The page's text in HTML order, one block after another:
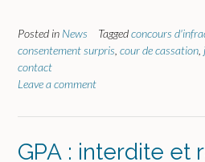
Posted in News Taggedconcours
consentement surpris cour de cassation
contact
Leave a comment
GPA : interdite et